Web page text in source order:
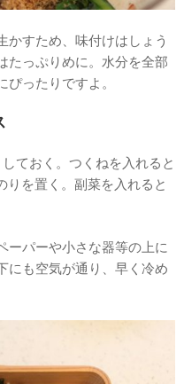
すため、味付けはしょう
たっぷりめに。水分を全部
ったりですよ。
ておく。つくねを入れると
りを置く。副菜を入れると
パーや小さな器等の上に
にも空気が通り、早く冷め